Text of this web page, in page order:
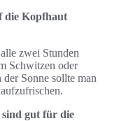
die Kopfhaut
zwei Stunden
Schwitzen oder
Sonne sollte man
gut für die